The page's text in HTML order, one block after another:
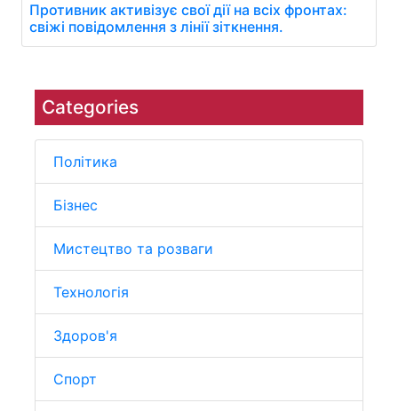
Categories
Політика
Бізнес
Мистецтво та розваги
Технологія
Здоров'я
Спорт
Противник активізує свої дії на всіх фронтах:
свіжі повідомлення з лінії зіткнення.